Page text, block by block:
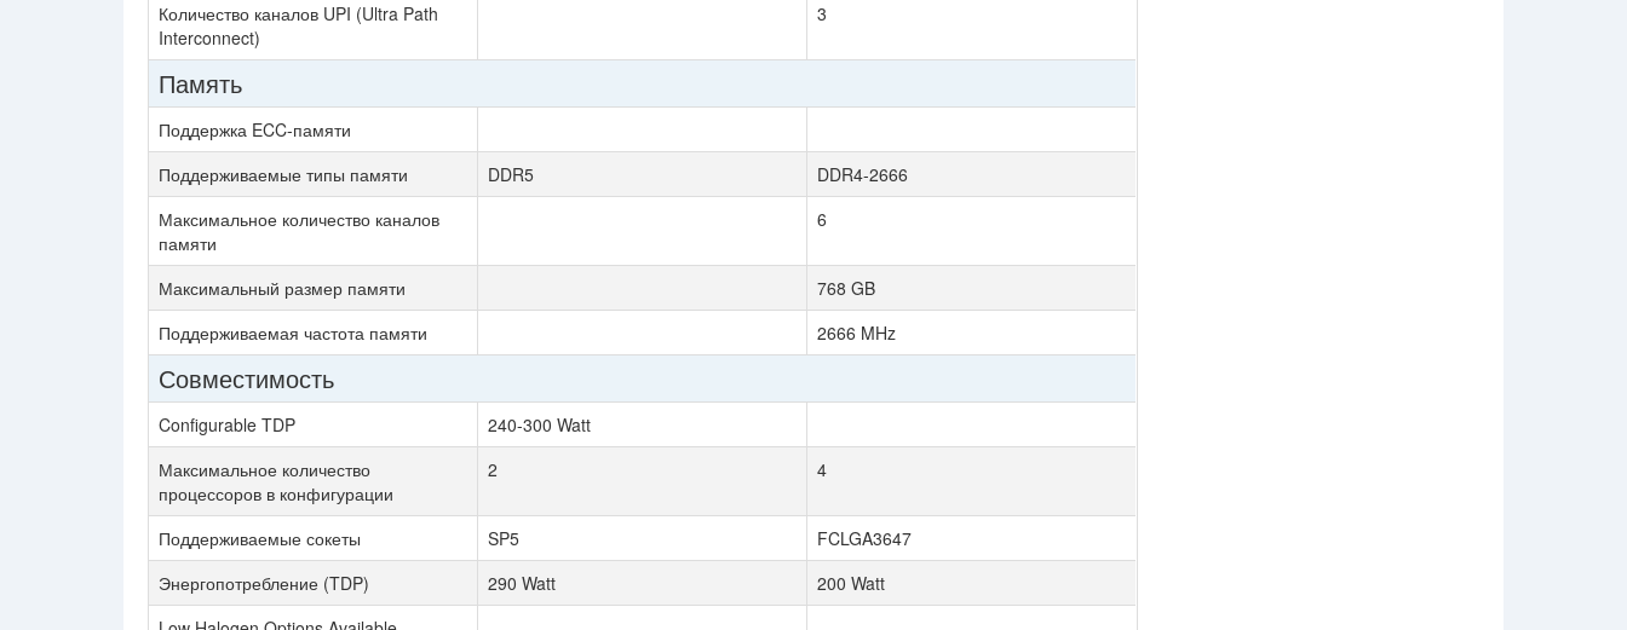
Количество каналов UPI (Ultra Path
Interconnect)
3
Память
Поддержка ECC-памяти
Поддерживаемые типы памяти
DDR5
DDR4-2666
Максимальное количество каналов
памяти
6
Максимальный размер памяти
768 GB
Поддерживаемая частота памяти
2666 MHz
Совместимость
Configurable TDP
240-300 Watt
Максимальное количество
процессоров в конфигурации
2 4
Поддерживаемые сокеты SP5
FCLGA3647
Энергопотребление (TDP)
290 Watt
200 Watt